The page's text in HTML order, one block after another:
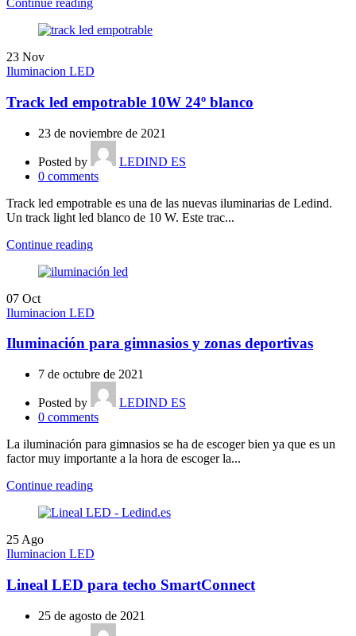
Continue reading
23 Nov
Iluminacion LED
Track led empotrable 10W 24º blanco
23 de noviembre de 2021
Posted by
LEDIND ES
0 comments
Track led empotrable es una de las nuevas iluminarias de Ledind.
Un track light led blanco de 10 W. Este trac...
Continue reading
07 Oct
Iluminacion LED
Iluminación para gimnasios y zonas deportivas
7 de octubre de 2021
Posted by
LEDIND ES
0 comments
La iluminación para gimnasios se ha de escoger bien ya que es un
factor muy importante a la hora de escoger la...
Continue reading
25 Ago
Iluminacion LED
Lineal LED para techo SmartConnect
25 de agosto de 2021